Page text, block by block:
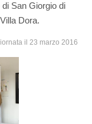
San Giorgio di
Dora.
il 23 marzo 2016